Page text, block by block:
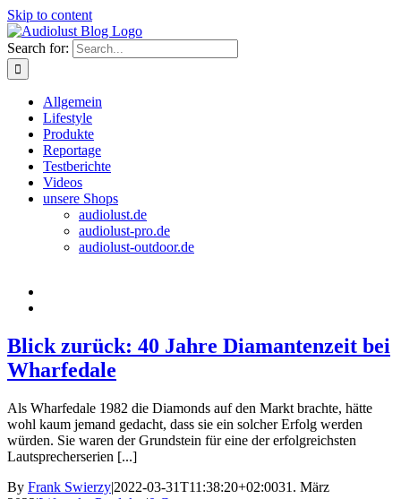
Skip to content
Search for:
Allgemein
Lifestyle
Produkte
Reportage
Testberichte
Videos
unsere Shops
audiolust.de
audiolust-pro.de
audiolust-outdoor.de
Blick zurück: 40 Jahre Diamantenzeit bei
Wharfedale
Als Wharfedale 1982 die Diamonds auf den Markt brachte, hätte
wohl kaum jemand gedacht, dass sie ein solcher Erfolg werden
würden. Sie waren der Grundstein für eine der erfolgreichsten
Lautsprecherserien [...]
By Frank Swierzy|2022-03-31T11:38:20+02:0031. März